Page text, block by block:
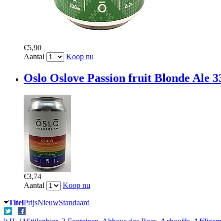
€5,90
Aantal
Koop nu
Oslo Oslove Passion fruit Blonde Ale
€3,74
Aantal
Koop nu
TitelPrijsNieuwStandaard